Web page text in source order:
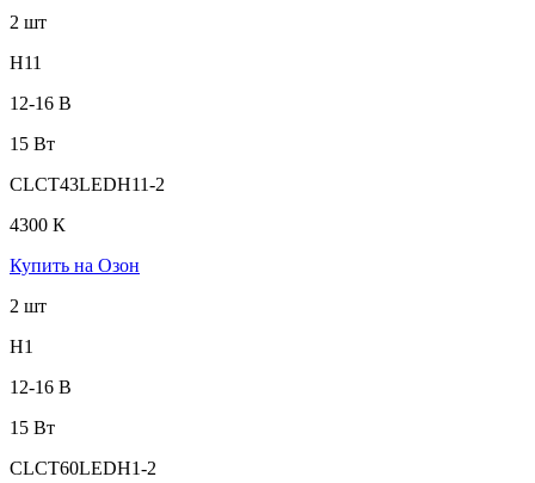
2 шт
H11
12-16 В
15 Вт
CLCT43LEDH11-2
4300 К
Купить на Озон
2 шт
H1
12-16 В
15 Вт
CLCT60LEDH1-2